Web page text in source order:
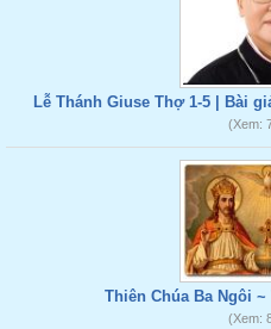
Lễ Thánh Giuse Thợ 1-5 | Bài
(Xem:
Thiên Chúa Ba Ngôi
(Xem: